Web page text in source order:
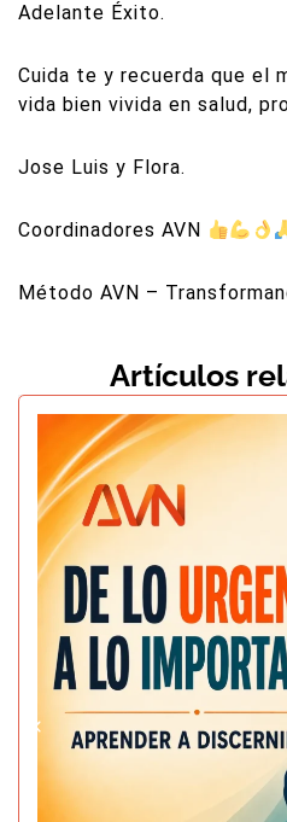
Adelante Éxito.
Cuida te y recuerda que el
vida bien vivida en salud,
Jose Luis y Flora.
Coordinadores AVN
Método AVN –
Artículos